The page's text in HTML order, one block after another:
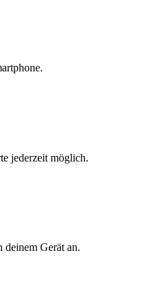
jederzeit möglich.
deinem Gerät an.